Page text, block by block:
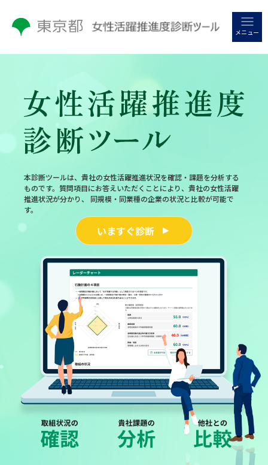
メニュー
本診断ツールは、貴社の女性活躍推進状況を確認・課題を分析する
ものです。 質問項目にお答えいただくことにより、貴社の女性活躍
推進状況が分かり、 同規模・同業種の企業の状況と比較が可能で
す。
いますぐ診断